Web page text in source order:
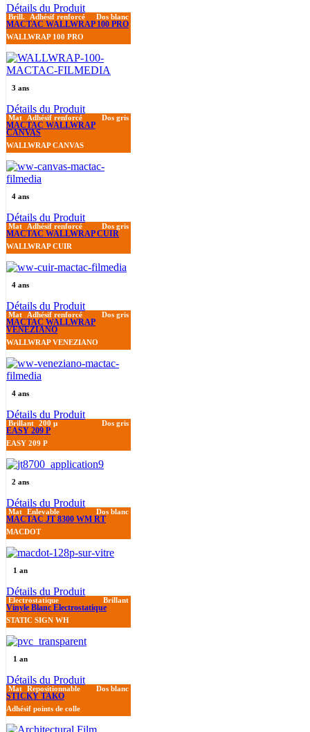
Détails du Produit
Brill. Adhésif renforcé Dos blanc
MACTAC WALLWRAP 100 PRO
WALLWRAP 100 PRO
3 ans
Détails du Produit
Mat Adhésif renforcé Dos gris
MACTAC WALLWRAP
CANVAS
WALLWRAP CANVAS
4 ans
Détails du Produit
Mat Adhésif renforcé Dos gris
MACTAC WALLWRAP CUIR
WALLWRAP CUIR
4 ans
Détails du Produit
Mat Adhésif renforcé Dos gris
MACTAC WALLWRAP
VENEZIANO
WALLWRAP VENEZIANO
4 ans
Détails du Produit
Brillant 200 µ Dos gris
EASY 209 P
EASY 209 P
2 ans
Détails du Produit
Mat Enlevable Dos blanc
MACTAC JT 8300 WM RT
MACDOT
1 an
Détails du Produit
Electrostatique Brillant
Vinyle Blanc Electrostatique
STATIC SIGN WH
1 an
Détails du Produit
Mat Repositionnable Dos blanc
STICKY TAKO
Adhésif points de colle